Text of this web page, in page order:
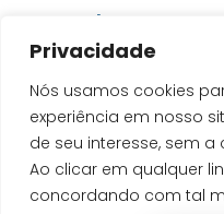
Privacidade
Nós usamos cookies
experiência em nosso
de seu interesse, sem
Ao clicar em qualquer
concordando com tal
Rua Sete de Setembro,
CEP 78705-010
Rondonópolis - MT